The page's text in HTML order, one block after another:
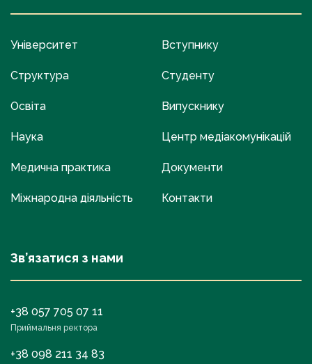
Університет
Структура
Освіта
Наука
Медична практика
Міжнародна діяльність
Вступнику
Студенту
Випускнику
Центр медіакомунікацій
Документи
Контакти
Зв’язатися з нами
+38 057 705 07 11
Приймальня ректора
+38 098 211 34 83